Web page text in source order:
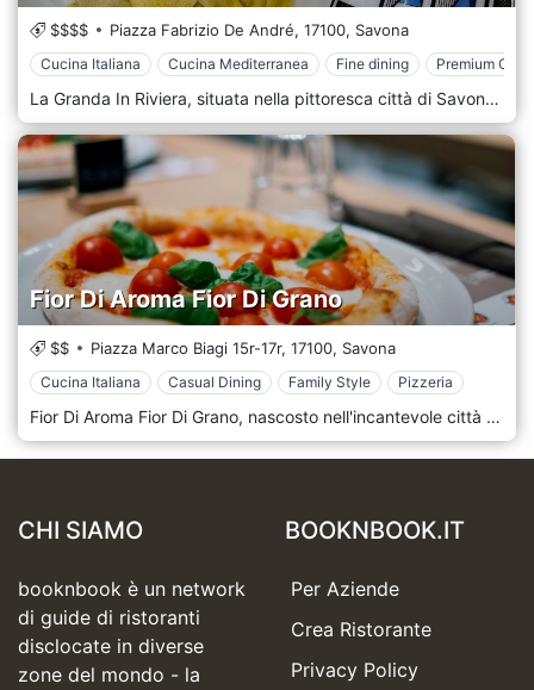
$$$$ Piazza Fabrizio De André, 17100, Savona
Cucina Italiana Cucina Mediterranea Fine dining Premium
La Granda In Riviera, situata nella pittoresca città di Savona, in Italia, presenta un'esperienza culinaria senza precedenti che rende omaggio alle ricche tradizioni della cucina italiana abbracciando l'innovazione delle tecniche culinarie contemporanee. Questo stimato ristorante, situato lungo la bellissima costa della Riviera, è rinomato per il suo impegno verso l'eccellenza. Il suo menu riflette il patrimonio gastronomico italiano e le abbondanti risorse naturali della regione Ligure. Al centro della filosofia di La Granda In Riviera c'è la dedizione al movimento "Slow Food", che enfatizza le pratiche sostenibili di agricoltura, pesca e allevamento degli animali. Questo impegno è evidente nella meticolosa selezione degli ingredienti provenienti da produttori e agricoltori locali che condividono il rispetto per l'ambiente e la passione per la qualità. Il menu è una celebrazione di questi ingredienti, con una varietà di piatti che mettono in risalto la freschezza e i sapori della regione, dalle carni succulente e il pesce fresco alle verdure vivaci e alle erbe aromatiche. L'ambiente de La Granda In Riviera è pensato per offrire ai commensali un'atmosfera serena e invitante che completa l'esperienza culinaria. Gli interni sono elegantemente arredati, con tocchi che riflettono il patrimonio marittimo di Savona. La zona pranzo all'aperto offre una vista mozzafiato sul mare, rendendola l'ambiente perfetto per un pasto memorabile sotto le stelle.
Fior Di Aroma Fior Di Grano
$$ Piazza Marco Biagi 15r-17r, 17100, Savona
Cucina Italiana Casual Dining Family Style Pizzeria
Fior Di Aroma Fior Di Grano, nascosto nell'incantevole città di Savona, in Italia, presenta una versione rinfrescante della cucina italiana, fondendo la bellezza senza tempo dei sapori tradizionali italiani con un approccio moderno e attento alla salute. Questo ristorante innovativo è rapidamente diventato un punto di riferimento per coloro che cercano un'esperienza culinaria che sia allo stesso tempo appagante e nutriente, sullo sfondo della splendida Riviera italiana. Il cuore della filosofia di Fior Di Aroma Fior Di Grano risiede nella sua dedizione a un'alimentazione sana senza compromettere il gusto. Qui, il menu celebra la ricca generosità agricola italiana, con piatti realizzati con i migliori ingredienti biologici e di provenienza locale. Il ristorante è orgoglioso della sua selezione di cibi integrali e non trasformati, creando pasti vivaci, saporiti e intrinsecamente sani. Dalla pasta artigianale realizzata con grani antichi alle carni succulente e al pesce fresco, ogni piatto testimonia il potenziale degli ingredienti puri per creare sublimi esperienze culinarie. L'atmosfera di Fior Di Aroma Fior Di Grano riflette il suo impegno per la semplicità e la qualità. L'arredamento è minimalista ma caldo, creando uno spazio invitante dove i commensali possono rilassarsi e assaporare i propri pasti. Il design del ristorante, con la sua cucina a vista e la luce naturale, favorisce una connessione tra il team culinario e gli ospiti, evidenziando la trasparenza e l'autenticità al centro della struttura.
CHI SIAMO
booknbook è un network
di guide di ristoranti
disclocate in diverse
zone del mondo - la
BOOKNBOOK.IT
Per Aziende
Crea Ristorante
Privacy Policy